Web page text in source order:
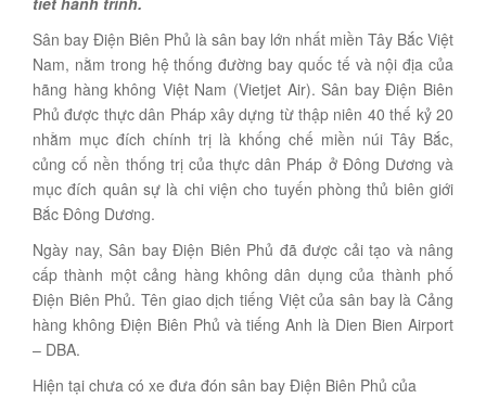
o
n
Sân bay Điện Biên Phủ là sân bay lớn nhất miền Tây Bắc Việt
Nam, nằm trong hệ thống đường bay quốc tế và nội địa của
hãng hàng không Việt Nam (Vietjet Air). Sân bay Điện Biên
Phủ được thực dân Pháp xây dựng từ thập niên 40 thế kỷ 20
nhằm mục đích chính trị là khống chế miền núi Tây Bắc,
củng cố nền thống trị của thực dân Pháp ở Đông Dương và
mục đích quân sự là chi viện cho tuyến phòng thủ biên giới
Bắc Đông Dương.
Ngày nay, Sân bay Điện Biên Phủ đã được cải tạo và nâng
cấp thành một cảng hàng không dân dụng của thành phố
Điện Biên Phủ. Tên giao dịch tiếng Việt của sân bay là Cảng
hàng không Điện Biên Phủ và tiếng Anh là Dien Bien Airport
– DBA.
Hiện tại chưa có xe đưa đón sân bay Điện Biên Phủ của